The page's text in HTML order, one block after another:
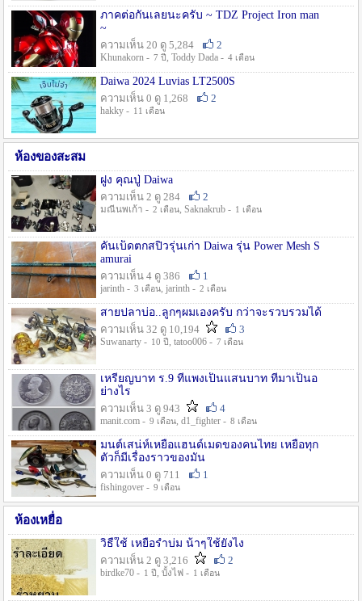
ภาคต่อกันเลยนะครับ ~ TDZ Project Iron man
~
ความเห็น 20 ดู 5,284
2
Khunakorn - 7 ปี , Toddy Dada - 4 เดือน
Daiwa 2024 Luvias LT2500S
ความเห็น 0 ดู 1,268
2
hakky - 11 เดือน
ห้องของสะสม
ฝูง คุณปู่ Daiwa
ความเห็น 2 ดู 284
2
มณีนพเก้า - 2 เดือน, Saknakrub - 1 เดือน
คันเบ็ดตกสปิ๋วรุ่นเก่า Daiwa รุ่น Power Mesh S
amurai
ความเห็น 4 ดู 386
1
jarinth - 3 เดือน, jarinth - 2 เดือน
สายปลาบ่อ..ลูกๆผมเองครับ กว่าจะรวบรวมได้
ความเห็น 32 ดู 10,194
3
Suwanarty - 10 ปี , tatoo006 - 7 เดือน
เหรียญบาท ร.9 ที่แพงเป็นแสนบาท ที่มาเป็นอ
ย่างไร
ความเห็น 3 ดู 943
4
manit.com - 9 เดือน, d1_fighter - 8 เดือน
มนต์เสน่ห์เหยื่อแฮนด์เมดของคนไทย เหยื่อทุก
ตัวก็มีเรื่องราวของมัน
ความเห็น 0 ดู 711
1
fishingover - 9 เดือน
ห้องเหยื่อ
วิธืใช้ เหยื่อรำบ่ม น้าๆใช้ยังไง
ความเห็น 2 ดู 3,216
2
birdke70 - 1 ปี , บั้งไฟ - 1 เดือน